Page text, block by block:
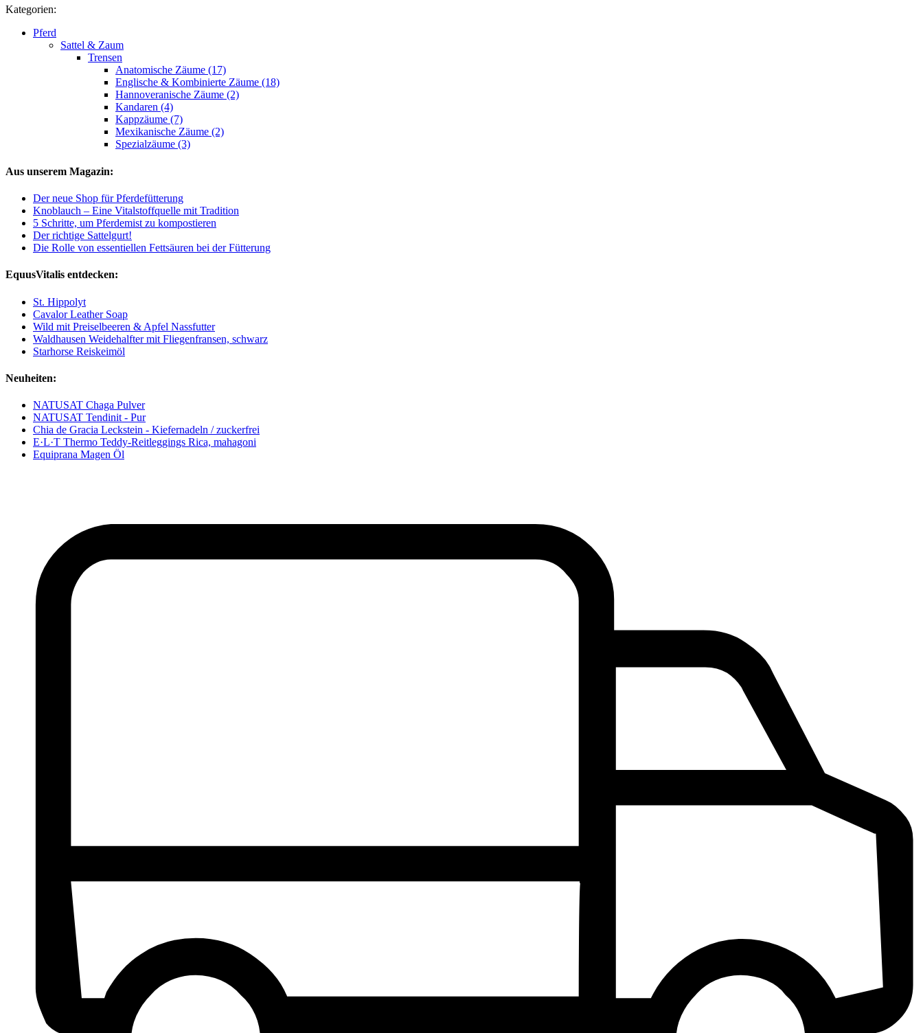
Kategorien:
Pferd
Sattel & Zaum
Trensen
Anatomische Zäume (17)
Englische & Kombinierte Zäume (18)
Hannoveranische Zäume (2)
Kandaren (4)
Kappzäume (7)
Mexikanische Zäume (2)
Spezialzäume (3)
Aus unserem Magazin:
Der neue Shop für Pferdefütterung
Knoblauch – Eine Vitalstoffquelle mit Tradition
5 Schritte, um Pferdemist zu kompostieren
Der richtige Sattelgurt!
Die Rolle von essentiellen Fettsäuren bei der Fütterung
EquusVitalis entdecken:
St. Hippolyt
Cavalor Leather Soap
Wild mit Preiselbeeren & Apfel Nassfutter
Waldhausen Weidehalfter mit Fliegenfransen, schwarz
Starhorse Reiskeimöl
Neuheiten:
NATUSAT Chaga Pulver
NATUSAT Tendinit - Pur
Chia de Gracia Leckstein - Kiefernadeln / zuckerfrei
E·L·T Thermo Teddy-Reitleggings Rica, mahagoni
Equiprana Magen Öl